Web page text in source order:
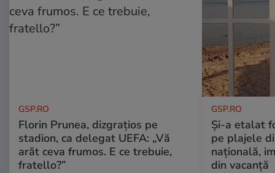
GSP.RO
Florin Prunea, dizgrațios pe
stadion, ca delegat UEFA: „Vă
arăt ceva frumos. E ce trebuie,
fratello?”
GSP.RO
Și-a etalat
pe plajele
națională,
din vacanță